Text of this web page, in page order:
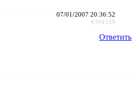
07/01/2007 20:36:52
#394339
Ответить